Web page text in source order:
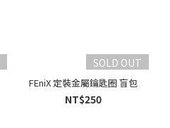
SOLD OUT
FEniX 定裝金屬鑰匙圈 盲包
NT$250